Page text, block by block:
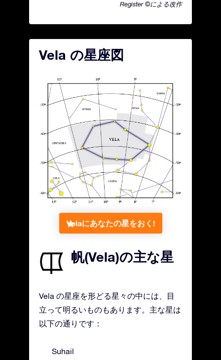
Register ©による改作
Vela の星座図
Velaにあなたの星をおく!
帆(Vela)の主な星
Vela の星座を形どる星々の中には、目
立って明るいものもあります。主な星は
以下の通りです：
Suhail